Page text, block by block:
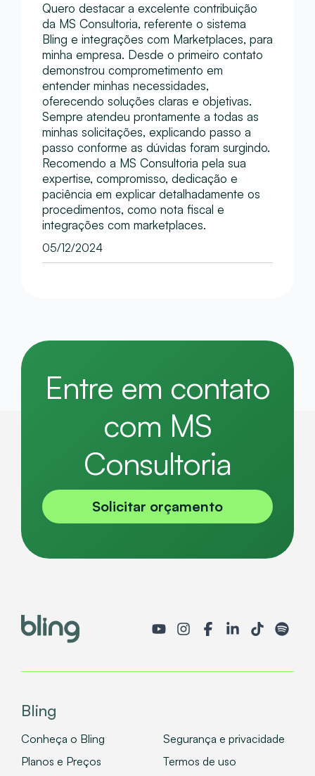
Quero destacar a excelente contribuição
da MS Consultoria, referente o sistema
Bling e integrações com Marketplaces, para
minha empresa. Desde o primeiro contato
demonstrou comprometimento em
entender minhas necessidades,
oferecendo soluções claras e objetivas.
Sempre atendeu prontamente a todas as
minhas solicitações, explicando passo a
passo conforme as dúvidas foram surgindo.
Recomendo a MS Consultoria pela sua
expertise, compromisso, dedicação e
paciência em explicar detalhadamente os
procedimentos, como nota fiscal e
integrações com marketplaces.
05/12/2024
Entre em contato
com MS
Consultoria
Solicitar orçamento
Bling
Conheça o Bling
Planos e Preços
Segurança e privacidade
Termos de uso